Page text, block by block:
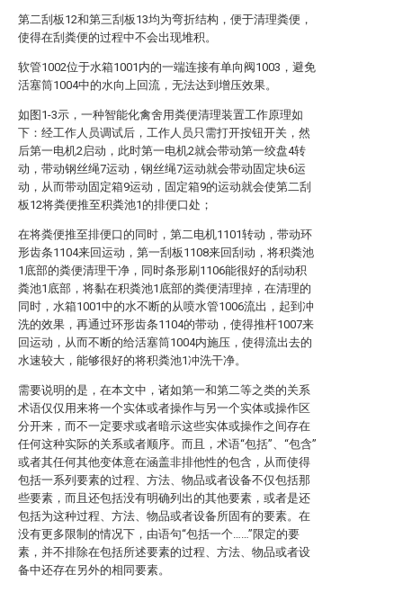
第二刮板12和第三刮板13均为弯折结构，便于清理粪便，
使得在刮粪便的过程中不会出现堆积。
软管1002位于水箱1001内的一端连接有单向阀1003，避免
活塞筒1004中的水向上回流，无法达到增压效果。
如图1-3示，一种智能化禽舍用粪便清理装置工作原理如
下：经工作人员调试后，工作人员只需打开按钮开关，然
后第一电机2启动，此时第一电机2就会带动第一绞盘4转
动，带动钢丝绳7运动，钢丝绳7运动就会带动固定块6运
动，从而带动固定箱9运动，固定箱9的运动就会使第二刮
板12将粪便推至积粪池1的排便口处；
在将粪便推至排便口的同时，第二电机1101转动，带动环
形齿条1104来回运动，第一刮板1108来回刮动，将积粪池
1底部的粪便清理干净，同时条形刷1106能很好的刮动积
粪池1底部，将黏在积粪池1底部的粪便清理掉，在清理的
同时，水箱1001中的水不断的从喷水管1006流出，起到冲
洗的效果，再通过环形齿条1104的带动，使得推杆1007来
回运动，从而不断的给活塞筒1004内施压，使得流出去的
水速较大，能够很好的将积粪池1冲洗干净。
需要说明的是，在本文中，诸如第一和第二等之类的关系
术语仅仅用来将一个实体或者操作与另一个实体或操作区
分开来，而不一定要求或者暗示这些实体或操作之间存在
任何这种实际的关系或者顺序。而且，术语“包括”、“包含”
或者其任何其他变体意在涵盖非排他性的包含，从而使得
包括一系列要素的过程、方法、物品或者设备不仅包括那
些要素，而且还包括没有明确列出的其他要素，或者是还
包括为这种过程、方法、物品或者设备所固有的要素。在
没有更多限制的情况下，由语句“包括一个……”限定的要
素，并不排除在包括所述要素的过程、方法、物品或者设
备中还存在另外的相同要素。